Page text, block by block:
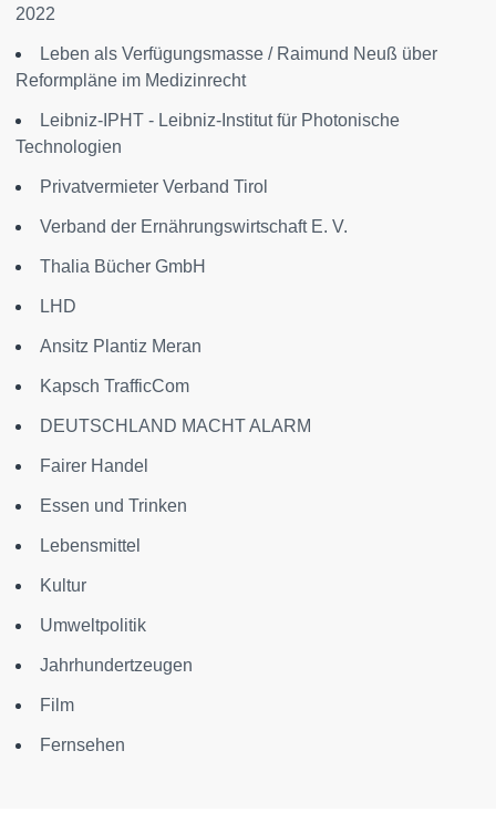
2022
Leben als Verfügungsmasse / Raimund Neuß über
Reformpläne im Medizinrecht
Leibniz-IPHT - Leibniz-Institut für Photonische
Technologien
Privatvermieter Verband Tirol
Verband der Ernährungswirtschaft E. V.
Thalia Bücher GmbH
LHD
Ansitz Plantiz Meran
Kapsch TrafficCom
DEUTSCHLAND MACHT ALARM
Fairer Handel
Essen und Trinken
Lebensmittel
Kultur
Umweltpolitik
Jahrhundertzeugen
Film
Fernsehen